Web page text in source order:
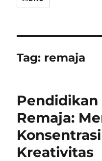
Tag: remaja
Remaja:
Kreativitas